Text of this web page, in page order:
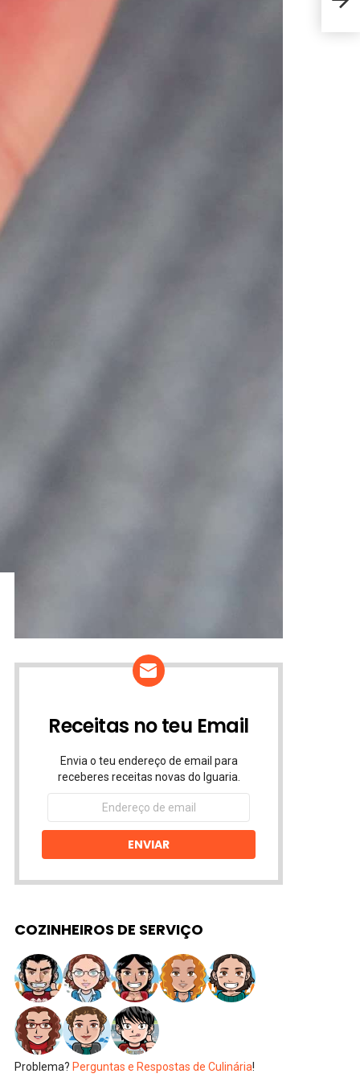
Receitas no teu Email
Envia o teu endereço de email para
receberes receitas novas do Iguaria.
Endereço
email
ENVIAR
COZINHEIROS DE SERVIÇO
Problema? Perguntas e Respostas de Culinária!